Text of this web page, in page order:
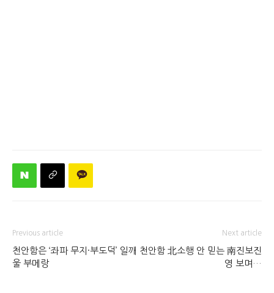
Previous article
천안함은 ‘좌파 무지·부도덕’ 일깨
울 부메랑
Next article
천안함 北소행 안 믿는 南진보진
영 보며…